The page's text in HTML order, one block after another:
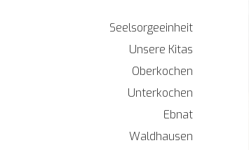
Seelsorgeeinheit
Unsere Kitas
Oberkochen
Unterkochen
Ebnat
Waldhausen